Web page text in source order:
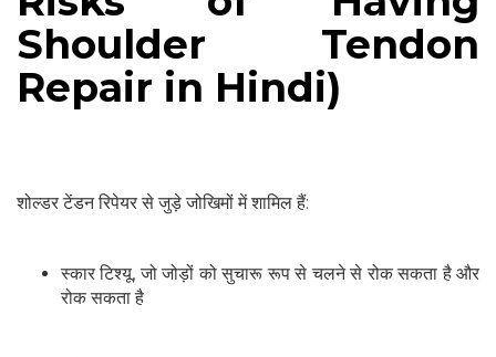
Shoulder Tendon
Repair in Hindi)
शोल्डर टेंडन रिपेयर से जुड़े जोखिमों में शामिल हैं:
स्कार टिश्यू, जो जोड़ों को सुचारू रूप से चलने से रोक सकता है और
रोक सकता है